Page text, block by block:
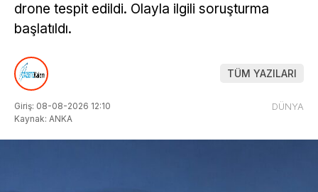
drone tespit edildi. Olayla ilgili soruşturma
başlatıldı.
TÜM YAZILARI
Giriş: 08-08-2026 12:10
Kaynak: ANKA
DÜNYA